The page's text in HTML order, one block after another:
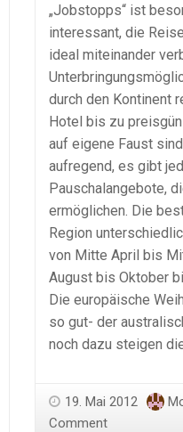
„Jobstopps“ ist
interessant, die
ideal miteinander
durch den Kontinent
Hotel bis zu
auf eigene Faust
aufregend, es gibt
Pauschalangebote,
ermöglichen. Die
Region
von Mitte April bis
August bis Oktober
Die europäische
so gut- der
noch dazu steigen
19. Mai 2012
Comment